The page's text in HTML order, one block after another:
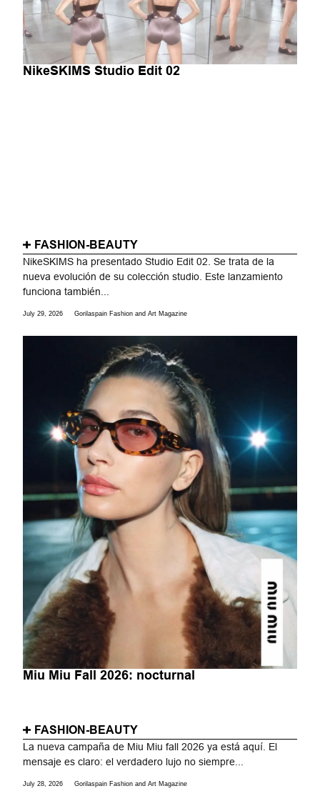
NikeSKIMS Studio Edit 02
FASHION-BEAUTY
NikeSKIMS ha presentado Studio Edit 02. Se trata de la
nueva evolución de su colección studio. Este lanzamiento
funciona también...
July 29, 2026 Gorilaspain Fashion and Art Magazine
Miu Miu Fall 2026: nocturnal
FASHION-BEAUTY
La nueva campaña de Miu Miu fall 2026 ya está aquí. El
mensaje es claro: el verdadero lujo no siempre...
July 28, 2026 Gorilaspain Fashion and Art Magazine